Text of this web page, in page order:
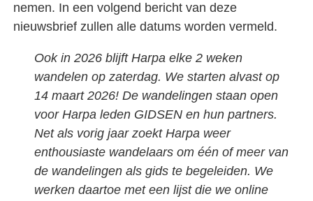
nemen. In een volgend bericht van deze
nieuwsbrief zullen alle datums worden vermeld.
Ook in 2026 blijft Harpa elke 2 weken
wandelen op zaterdag. We starten alvast op
14 maart 2026! De wandelingen staan open
voor Harpa leden GIDSEN en hun partners.
Net als vorig jaar zoekt Harpa weer
enthousiaste wandelaars om één of meer van
de wandelingen als gids te begeleiden. We
werken daartoe met een lijst die we online